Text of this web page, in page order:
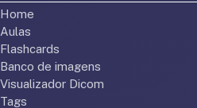
Home
Aulas
Flashcards
Banco de imagens
Visualizador Dicom
Tags